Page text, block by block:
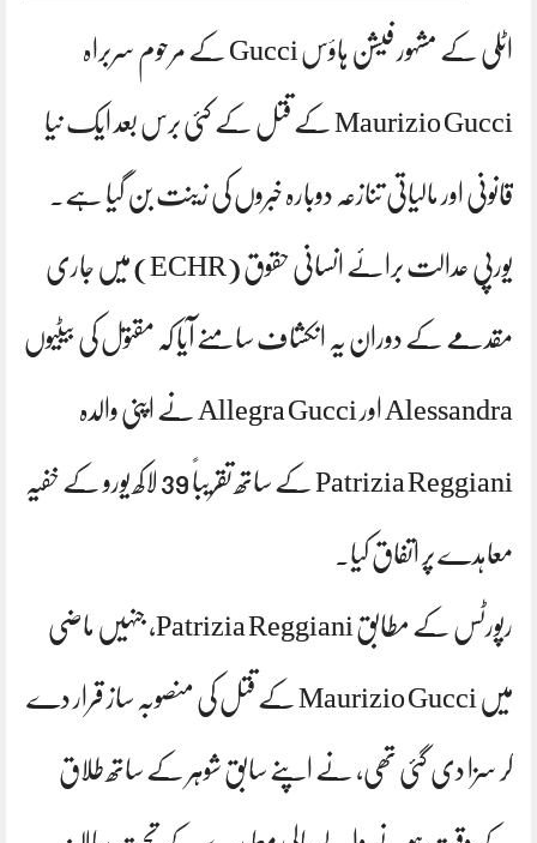
اٹلی کے مشہور فیشن ہاؤس Gucci کے مرحوم سربراہ
Maurizio Gucci کے قتل کے کئی برس بعد ایک نیا
قانونی اور مالیاتی تنازعہ دوبارہ خبروں کی زینت بن گیا ہے۔
یورپی عدالت برائے انسانی حقوق (ECHR) میں جاری
مقدمے کے دوران یہ انکشاف سامنے آیا کہ مقتول کی بیٹیوں
Alessandra اور Allegra Gucci نے اپنی والدہ
Patrizia Reggiani کے ساتھ تقریباً 39 لاکھ یورو کے خفیہ
معاہدے پر اتفاق کیا۔
رپورٹس کے مطابق Patrizia Reggiani، جنہیں ماضی
میں Maurizio Gucci کے قتل کی منصوبہ ساز قرار دے
کر سزا دی گئی تھی، نے اپنے سابق شوہر کے ساتھ طلاق